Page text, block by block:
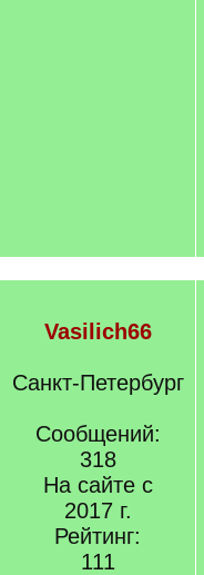
Vasilich66
Санкт-Петербург
Сообщений:
318
На сайте с
2017 г.
Рейтинг:
111